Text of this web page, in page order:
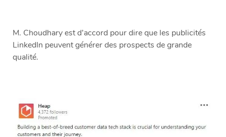
M. Choudhary est d’accord pour dire que les publicités
LinkedIn peuvent générer des prospects de grande
qualité.